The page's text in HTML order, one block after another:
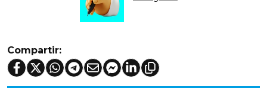
Compartir: